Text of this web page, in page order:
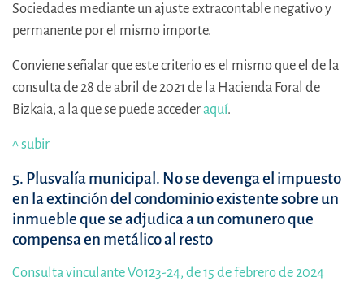
Sociedades mediante un ajuste extracontable negativo y
permanente por el mismo importe.
Conviene señalar que este criterio es el mismo que el de la
consulta de 28 de abril de 2021 de la Hacienda Foral de
Bizkaia, a la que se puede accederaquí.
^ subir
5. Plusvalía municipal. No se devenga el impuesto
en la extinción del condominio existente sobre un
inmueble que se adjudica a un comunero que
compensa en metálico al resto
Consulta vinculante V0123-24, de 15 de febrero de 2024